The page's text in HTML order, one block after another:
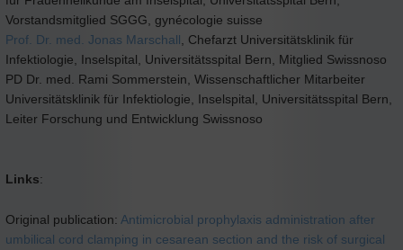
Vorstandsmitglied SGGG, gynécologie suisse
Prof. Dr. med. Jonas Marschall , Chefarzt Universitätsklinik für
Infektiologie, Inselspital, Universitätsspital Bern, Mitglied Swissnoso
PD Dr. med. Rami Sommerstein, Wissenschaftlicher Mitarbeiter
Universitätsklinik für Infektiologie, Inselspital, Universitätsspital Bern,
Leiter Forschung und Entwicklung Swissnoso
Links:
Original publication: Antimicrobial prophylaxis administration after
umbilical cord clamping in cesarean section and the risk of surgical